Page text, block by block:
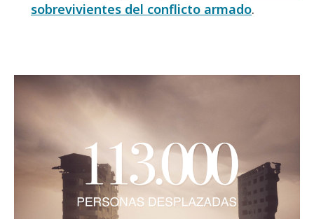
sobrevivientes del conflicto armado.